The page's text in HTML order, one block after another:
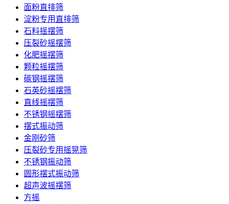
面粉直排筛
淀粉专用直排筛
石料摇摆筛
压裂砂摇摆筛
化肥摇摆筛
颗粒摇摆筛
碳钢摇摆筛
石英砂摇摆筛
直线摇摆筛
不锈钢摇摆筛
摆式振动筛
金刚砂筛
压裂砂专用摇晃筛
不锈钢振动筛
圆形摆式振动筛
超声波摇摆筛
方摇